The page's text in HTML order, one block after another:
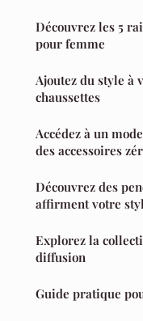
Découvrez les 5
pour femme
Ajoutez du style à
chaussettes
Accédez à un
des accessoires
Découvrez des
affirment votre
Explorez la
diffusion
Guide pratique